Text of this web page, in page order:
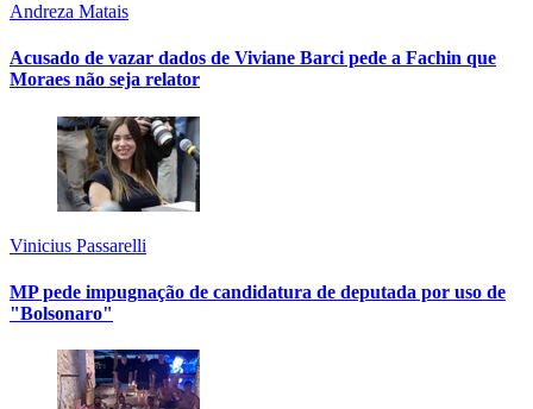
Andreza Matais
Acusado de vazar dados de Viviane Barci pede a Fachin que
Moraes não seja relator
Vinicius Passarelli
MP pede impugnação de candidatura de deputada por uso de
"Bolsonaro"